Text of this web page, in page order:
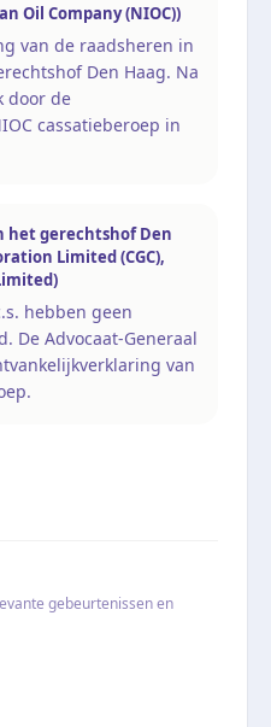
Oil Company (NIOC))
van de raadsheren in
Den Haag. Na
door de
cassatieberoep in
het gerechtshof Den
Limited (CGC),
hebben geen
De Advocaat-Generaal
van
gebeurtenissen en